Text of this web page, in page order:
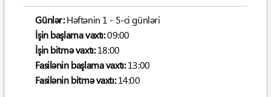
Günlər:Həftənin 1 - 5-ci günləri
İşin başlama vaxtı:09:00
İşin bitmə vaxtı:18:00
Fasilənin başlama vaxtı:13:00
Fasilənin bitmə vaxtı:14:00